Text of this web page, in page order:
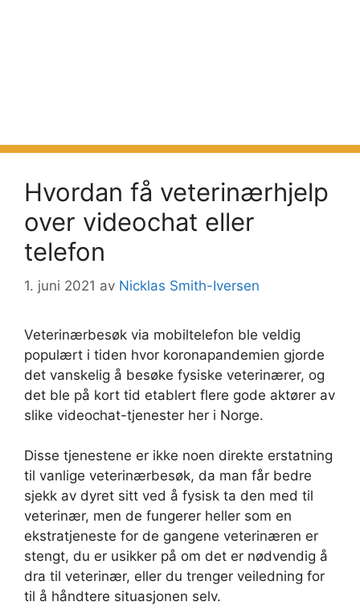
Hvordan få veterinærhjelp
over videochat eller
telefon
1. juni 2021 av Nicklas Smith-Iversen
Veterinærbesøk via mobiltelefon ble veldig
populært i tiden hvor koronapandemien gjorde
det vanskelig å besøke fysiske veterinærer, og
det ble på kort tid etablert flere gode aktører av
slike videochat-tjenester her i Norge.
Disse tjenestene er ikke noen direkte erstatning
til vanlige veterinærbesøk, da man får bedre
sjekk av dyret sitt ved å fysisk ta den med til
veterinær, men de fungerer heller som en
ekstratjeneste for de gangene veterinæren er
stengt, du er usikker på om det er nødvendig å
dra til veterinær, eller du trenger veiledning for
til å håndtere situasjonen selv.